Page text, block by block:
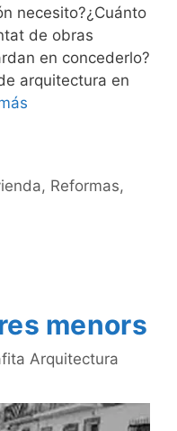
necesito?¿Cuánto
de obras
en concederlo?
arquitectura en
, Reformas,
menors
Arquitectura